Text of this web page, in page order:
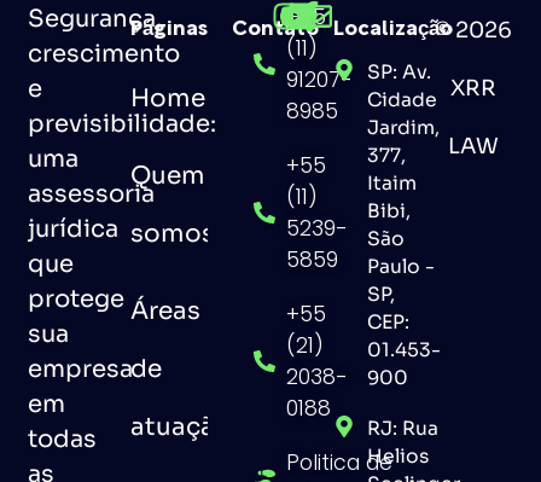
Segurança,
crescimento
e
previsibilidade:
uma
assessoria
jurídica
que
protege
sua
empresa
em
todas
as
Páginas
Home
Quem
somos
Áreas
de
atuação
Contato
+55
(11)
91207-
8985
+55
(11)
5239-
5859
+55
(21)
2038-
0188
Politica de
Localização
SP: Av.
Cidade
Jardim,
377,
Itaim
Bibi,
São
Paulo -
SP,
CEP:
01.453-
900
RJ: Rua
Helios
© 2026
XRR
LAW